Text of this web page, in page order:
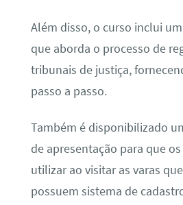
Além disso, o curso inclui
que aborda o processo de
tribunais de justiça,
passo a passo.
Também é disponibilizado
de apresentação para que
utilizar ao visitar as varas
possuem sistema de